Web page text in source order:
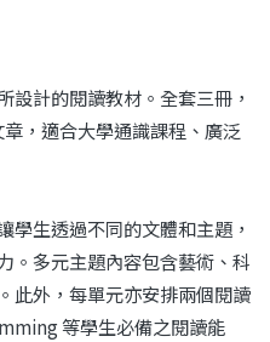
計的閱讀教材。全套三冊，
，適合大學通識課程、廣泛
生透過不同的文體和主題，
。多元主題內容包含藝術、科
此外，每單元亦安排兩個閱讀
等學生必備之閱讀能